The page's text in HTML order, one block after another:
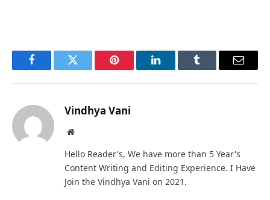
FacebookTwitter Pinterest LinkedInTumblr Email
Vindhya Vani
Website
Hello Reader's, We have more than 5 Year's
Content Writing and Editing Experience. I Have
Join the Vindhya Vani on 2021.